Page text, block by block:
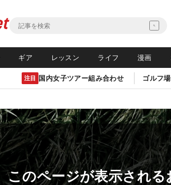
ギア レッスン ライフ 漫画
注目 国内女子ツアー組み合わせ ゴルフ
このページが表示される